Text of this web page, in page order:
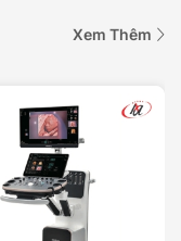
Xem Thêm